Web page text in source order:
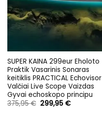
SUPER KAINA 299eur Eholoto
Praktik Vasarinis Sonaras
keitiklis PRACTICAL Echovisor
Valčiai Live Scope Vaizdas
Gyvai echoskopo principu
375,95€ Original
price
299,95 €Current